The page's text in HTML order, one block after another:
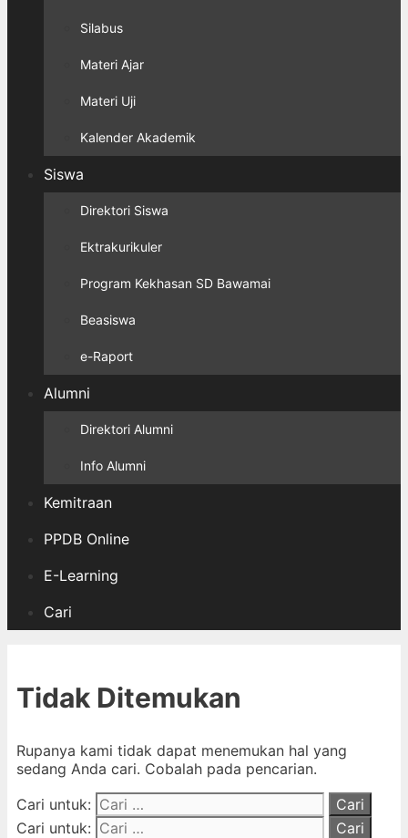
Silabus
Materi Ajar
Materi Uji
Kalender Akademik
Siswa
Direktori Siswa
Ektrakurikuler
Program Kekhasan SD Bawamai
Beasiswa
e-Raport
Alumni
Direktori Alumni
Info Alumni
Kemitraan
PPDB Online
E-Learning
Cari
Tidak Ditemukan
Rupanya kami tidak dapat menemukan hal yang
sedang Anda cari. Cobalah pada pencarian.
Cari untuk:
Cari untuk: